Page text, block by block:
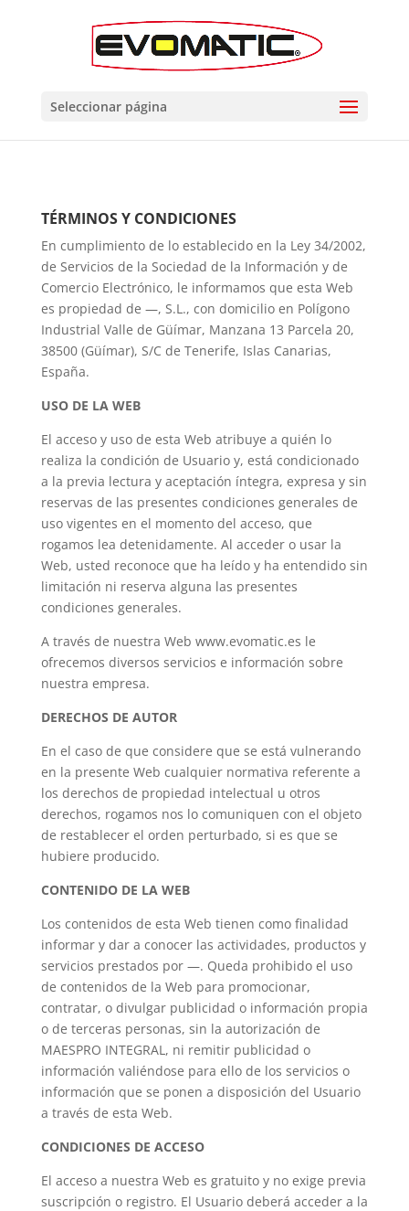
Seleccionar página
TÉRMINOS Y CONDICIONES
En cumplimiento de lo establecido en la Ley 34/2002,
de Servicios de la Sociedad de la Información y de
Comercio Electrónico, le informamos que esta Web
es propiedad de —, S.L., con domicilio en Polígono
Industrial Valle de Güímar, Manzana 13 Parcela 20,
38500 (Güímar), S/C de Tenerife, Islas Canarias,
España.
USO DE LA WEB
El acceso y uso de esta Web atribuye a quién lo
realiza la condición de Usuario y, está condicionado
a la previa lectura y aceptación íntegra, expresa y sin
reservas de las presentes condiciones generales de
uso vigentes en el momento del acceso, que
rogamos lea detenidamente. Al acceder o usar la
Web, usted reconoce que ha leído y ha entendido sin
limitación ni reserva alguna las presentes
condiciones generales.
A través de nuestra Web www.evomatic.es le
ofrecemos diversos servicios e información sobre
nuestra empresa.
DERECHOS DE AUTOR
En el caso de que considere que se está vulnerando
en la presente Web cualquier normativa referente a
los derechos de propiedad intelectual u otros
derechos, rogamos nos lo comuniquen con el objeto
de restablecer el orden perturbado, si es que se
hubiere producido.
CONTENIDO DE LA WEB
Los contenidos de esta Web tienen como finalidad
informar y dar a conocer las actividades, productos y
servicios prestados por —. Queda prohibido el uso
de contenidos de la Web para promocionar,
contratar, o divulgar publicidad o información propia
o de terceras personas, sin la autorización de
MAESPRO INTEGRAL, ni remitir publicidad o
información valiéndose para ello de los servicios o
información que se ponen a disposición del Usuario
a través de esta Web.
CONDICIONES DE ACCESO
El acceso a nuestra Web es gratuito y no exige previa
suscripción o registro. El Usuario deberá acceder a la